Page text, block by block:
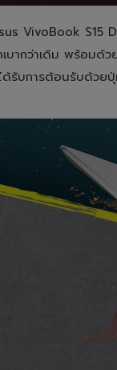
VivoBook S15
เบากว่าเดิม พร้อมด้
ด้รับการต้อนรับด้วย